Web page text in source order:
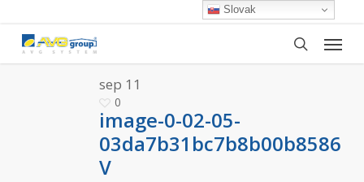
main
content
search
Menu
sep 11
0
image-0-02-05-
V
Slovak